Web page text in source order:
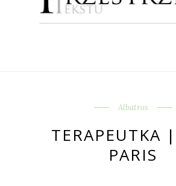
Albatros
TERAPEUTKA
PARIS